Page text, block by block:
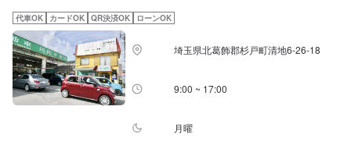
代車OK カードOK QR決済OK ローンOK
埼玉県北葛飾郡杉戸町清地6-26-18
9:00 ~ 17:00
月曜